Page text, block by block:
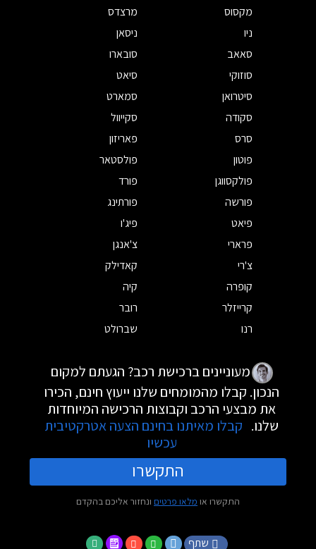
מקסוס
מרצדס
ניו
ניסאן
סאאב
סובארו
סוזוקי
סיאט
סיטרואן
סמארט
סקודה
סקייוול
סרס
פאריזון
פוטון
פולסטאר
פולקסווגן
פורד
פורשה
פורתינג
פיאט
פיג'ו
פרארי
צ'אנגן
צ'רי
קאדילק
קופרה
קיה
קרייזלר
רובר
רנו
שברולט
מעוניינים ברכישת רכב? הגעתם למקום
הנכון. קבלו מהמומחים שלנו ייעוץ חינם, הכירו
את מבצעי הרכב וקבוצות הרכישה המיוחדות
שלנו. קבלו מאיתנו בחינם הצעה אטרקטיבית
עכשיו
התקשרו
התקשרו או מלאו פרטים ונחזור אליכם בהקדם
שתף